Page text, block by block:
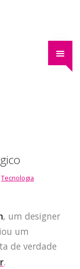
Tecnologia
, um designer
um
de verdade
.